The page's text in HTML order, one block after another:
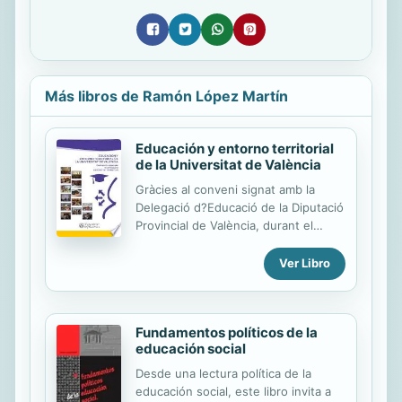
Más libros de Ramón López Martín
Educación y entorno territorial
de la Universitat de València
Gràcies al conveni signat amb la
Delegació d?Educació de la Diputació
Provincial de València, durant el
Projecció Territorial va promoure
diverses accions acadèmiques en les
diversos temes d?interès relacionats
amb el territori . Aquest volum recull
algunes de les conferències i taules
redones al voltant de l?educació i la
seua relació amb el patrimoni
Ver Libro
Fundamentos políticos de la
educación social
Desde una lectura política de la
educación social, este libro invita a